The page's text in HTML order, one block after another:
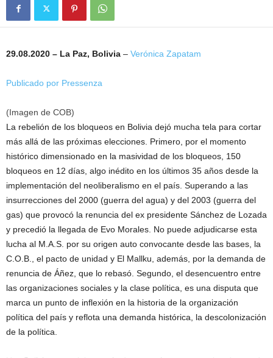
29.08.2020 – La Paz, Bolivia – Verónica Zapatam
Publicado por Pressenza
(Imagen de COB)
La rebelión de los bloqueos en Bolivia dejó mucha tela para cortar
más allá de las próximas elecciones. Primero, por el momento
histórico dimensionado en la masividad de los bloqueos, 150
bloqueos en 12 días, algo inédito en los últimos 35 años desde la
implementación del neoliberalismo en el país. Superando a las
insurrecciones del 2000 (guerra del agua) y del 2003 (guerra del
gas) que provocó la renuncia del ex presidente Sánchez de Lozada
y precedió la llegada de Evo Morales. No puede adjudicarse esta
lucha al M.A.S. por su origen auto convocante desde las bases, la
C.O.B., el pacto de unidad y El Mallku, además, por la demanda de
renuncia de Áñez, que lo rebasó. Segundo, el desencuentro entre
las organizaciones sociales y la clase política, es una disputa que
marca un punto de inflexión en la historia de la organización
política del país y reflota una demanda histórica, la descolonización
de la política.